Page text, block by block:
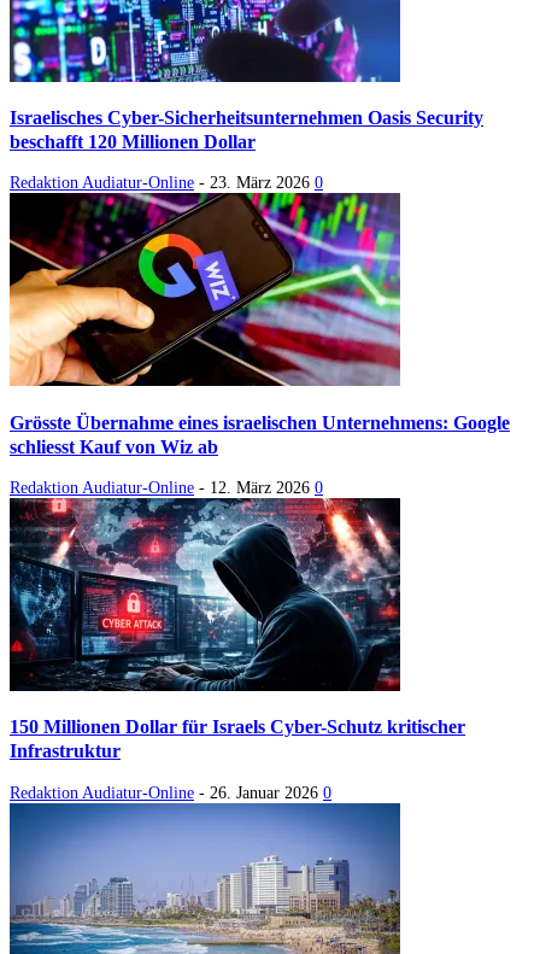
Israelisches Cyber-Sicherheitsunternehmen Oasis Security
beschafft 120 Millionen Dollar
Redaktion Audiatur-Online - 23. März 2026 0
Grösste Übernahme eines israelischen Unternehmens: Google
schliesst Kauf von Wiz ab
Redaktion Audiatur-Online - 12. März 2026 0
150 Millionen Dollar für Israels Cyber-Schutz kritischer
Infrastruktur
Redaktion Audiatur-Online - 26. Januar 2026 0